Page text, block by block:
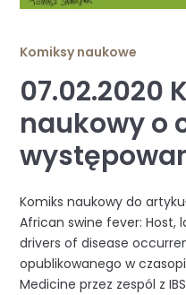
Komiksy naukowe
07.02.2020
naukowy o
Komiks naukowy do
African swine fever:
drivers of disease
opublikowanego w
Medicine przez zespól z